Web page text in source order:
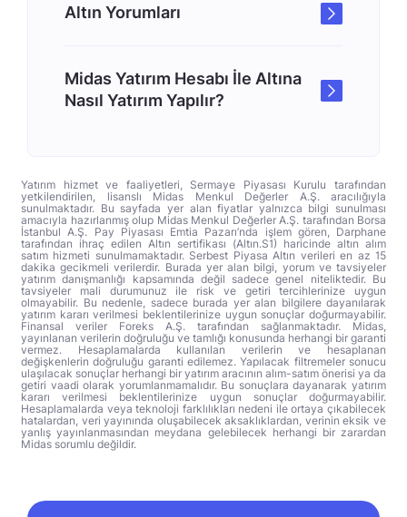
Altın Yorumları
Midas Yatırım Hesabı İle Altına
Nasıl Yatırım Yapılır?
Yatırım hizmet ve faaliyetleri, Sermaye Piyasası Kurulu tarafından
yetkilendirilen, lisanslı Midas Menkul Değerler A.Ş. aracılığıyla
sunulmaktadır. Bu sayfada yer alan fiyatlar yalnızca bilgi sunulması
amacıyla hazırlanmış olup Midas Menkul Değerler A.Ş. tarafından Borsa
İstanbul A.Ş. Pay Piyasası Emtia Pazarı’nda işlem gören, Darphane
tarafından ihraç edilen Altın sertifikası (Altın.S1) haricinde altın alım
satım hizmeti sunulmamaktadır. Serbest Piyasa Altın verileri en az 15
dakika gecikmeli verilerdir. Burada yer alan bilgi, yorum ve tavsiyeler
yatırım danışmanlığı kapsamında değil sadece genel niteliktedir. Bu
tavsiyeler mali durumunuz ile risk ve getiri tercihlerinize uygun
olmayabilir. Bu nedenle, sadece burada yer alan bilgilere dayanılarak
yatırım kararı verilmesi beklentilerinize uygun sonuçlar doğurmayabilir.
Finansal veriler Foreks A.Ş. tarafından sağlanmaktadır. Midas,
yayınlanan verilerin doğruluğu ve tamlığı konusunda herhangi bir garanti
vermez. Hesaplamalarda kullanılan verilerin ve hesaplanan
değişkenlerin doğruluğu garanti edilemez. Yapılacak filtremeler sonucu
ulaşılacak sonuçlar herhangi bir yatırım aracının alım-satım önerisi ya da
getiri vaadi olarak yorumlanmamalıdır. Bu sonuçlara dayanarak yatırım
kararı verilmesi beklentilerinize uygun sonuçlar doğurmayabilir.
Hesaplamalarda veya teknoloji farklılıkları nedeni ile ortaya çıkabilecek
hatalardan, veri yayınında oluşabilecek aksaklıklardan, verinin eksik ve
yanlış yayınlanmasından meydana gelebilecek herhangi bir zarardan
Midas sorumlu değildir.